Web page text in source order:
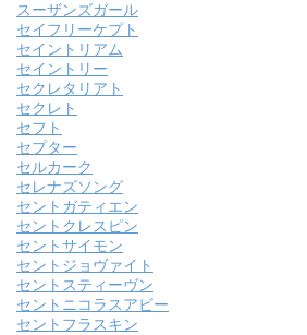
スーザンズガール
セイフリーケプト
セイントリアム
セイントリー
セクレタリアト
セクレト
セフト
セプター
セルカーク
セレナズソング
セントガティエン
セントクレスピン
セントサイモン
セントジョヴァイト
セントスティーヴン
セントニコラスアビー
セントフラスキン